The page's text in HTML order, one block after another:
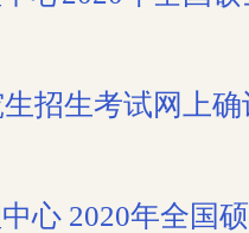
招生考试网上
心 2020年全国